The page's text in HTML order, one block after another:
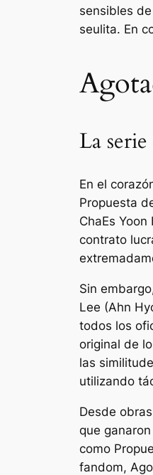
sensibles
seulita. En
La
En el
Propuesta
ChaEs
contrato
Sin
Lee (Ahn
todos los
original de
las
utilizando
Desde
que
como
fandom,